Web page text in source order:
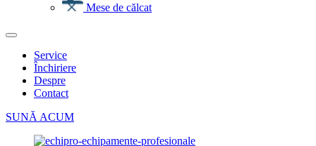
Mese de călcat
Service
Închiriere
Despre
Contact
SUNĂ ACUM